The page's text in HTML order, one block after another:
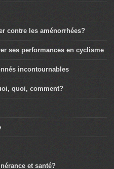
contre les aménorrhées?
ses performances en cyclisme
incontournables
quoi, comment?
et santé?